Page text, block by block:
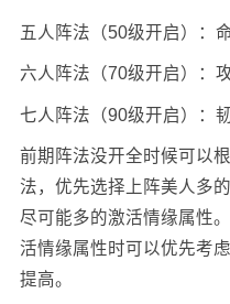
五人阵法（50级开启）：
六人阵法（70级开启）：
七人阵法（90级开启）：
前期阵法没开全时候可以
法，优先选择上阵美人多
尽可能多的激活情缘属性
活情缘属性时可以优先考
提高。